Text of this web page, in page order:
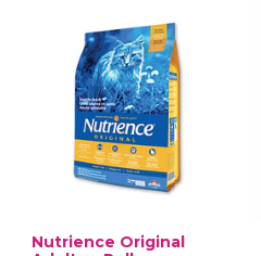
Nutrience Original